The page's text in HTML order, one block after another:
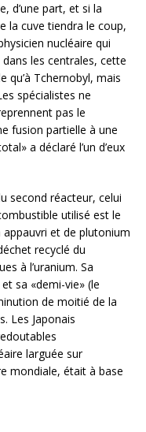
d’une part, et si la
la cuve tiendra le coup,
nucléaire qui
les centrales, cette
qu’à Tchernobyl, mais
spécialistes ne
pas le
fusion partielle à une
a déclaré l’un d’eux
second réacteur, celui
utilisé est le
appauvri et de plutonium
recyclé du
à l’uranium. Sa
sa «demi-vie» (le
de moitié de la
Les Japonais
larguée sur
mondiale, était à base